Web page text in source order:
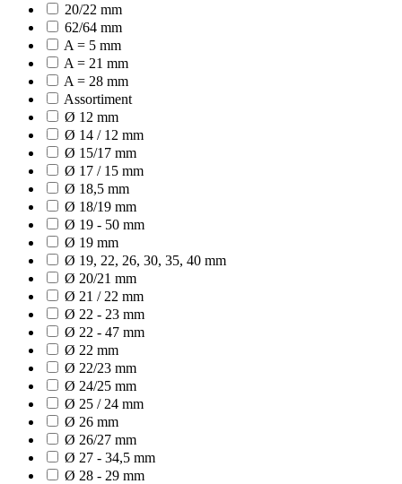
20/22 mm
62/64 mm
A = 5 mm
A = 21 mm
A = 28 mm
Assortiment
Ø 12 mm
Ø 14 / 12 mm
Ø 15/17 mm
Ø 17 / 15 mm
Ø 18,5 mm
Ø 18/19 mm
Ø 19 - 50 mm
Ø 19 mm
Ø 19, 22, 26, 30, 35, 40 mm
Ø 20/21 mm
Ø 21 / 22 mm
Ø 22 - 23 mm
Ø 22 - 47 mm
Ø 22 mm
Ø 22/23 mm
Ø 24/25 mm
Ø 25 / 24 mm
Ø 26 mm
Ø 26/27 mm
Ø 27 - 34,5 mm
Ø 28 - 29 mm